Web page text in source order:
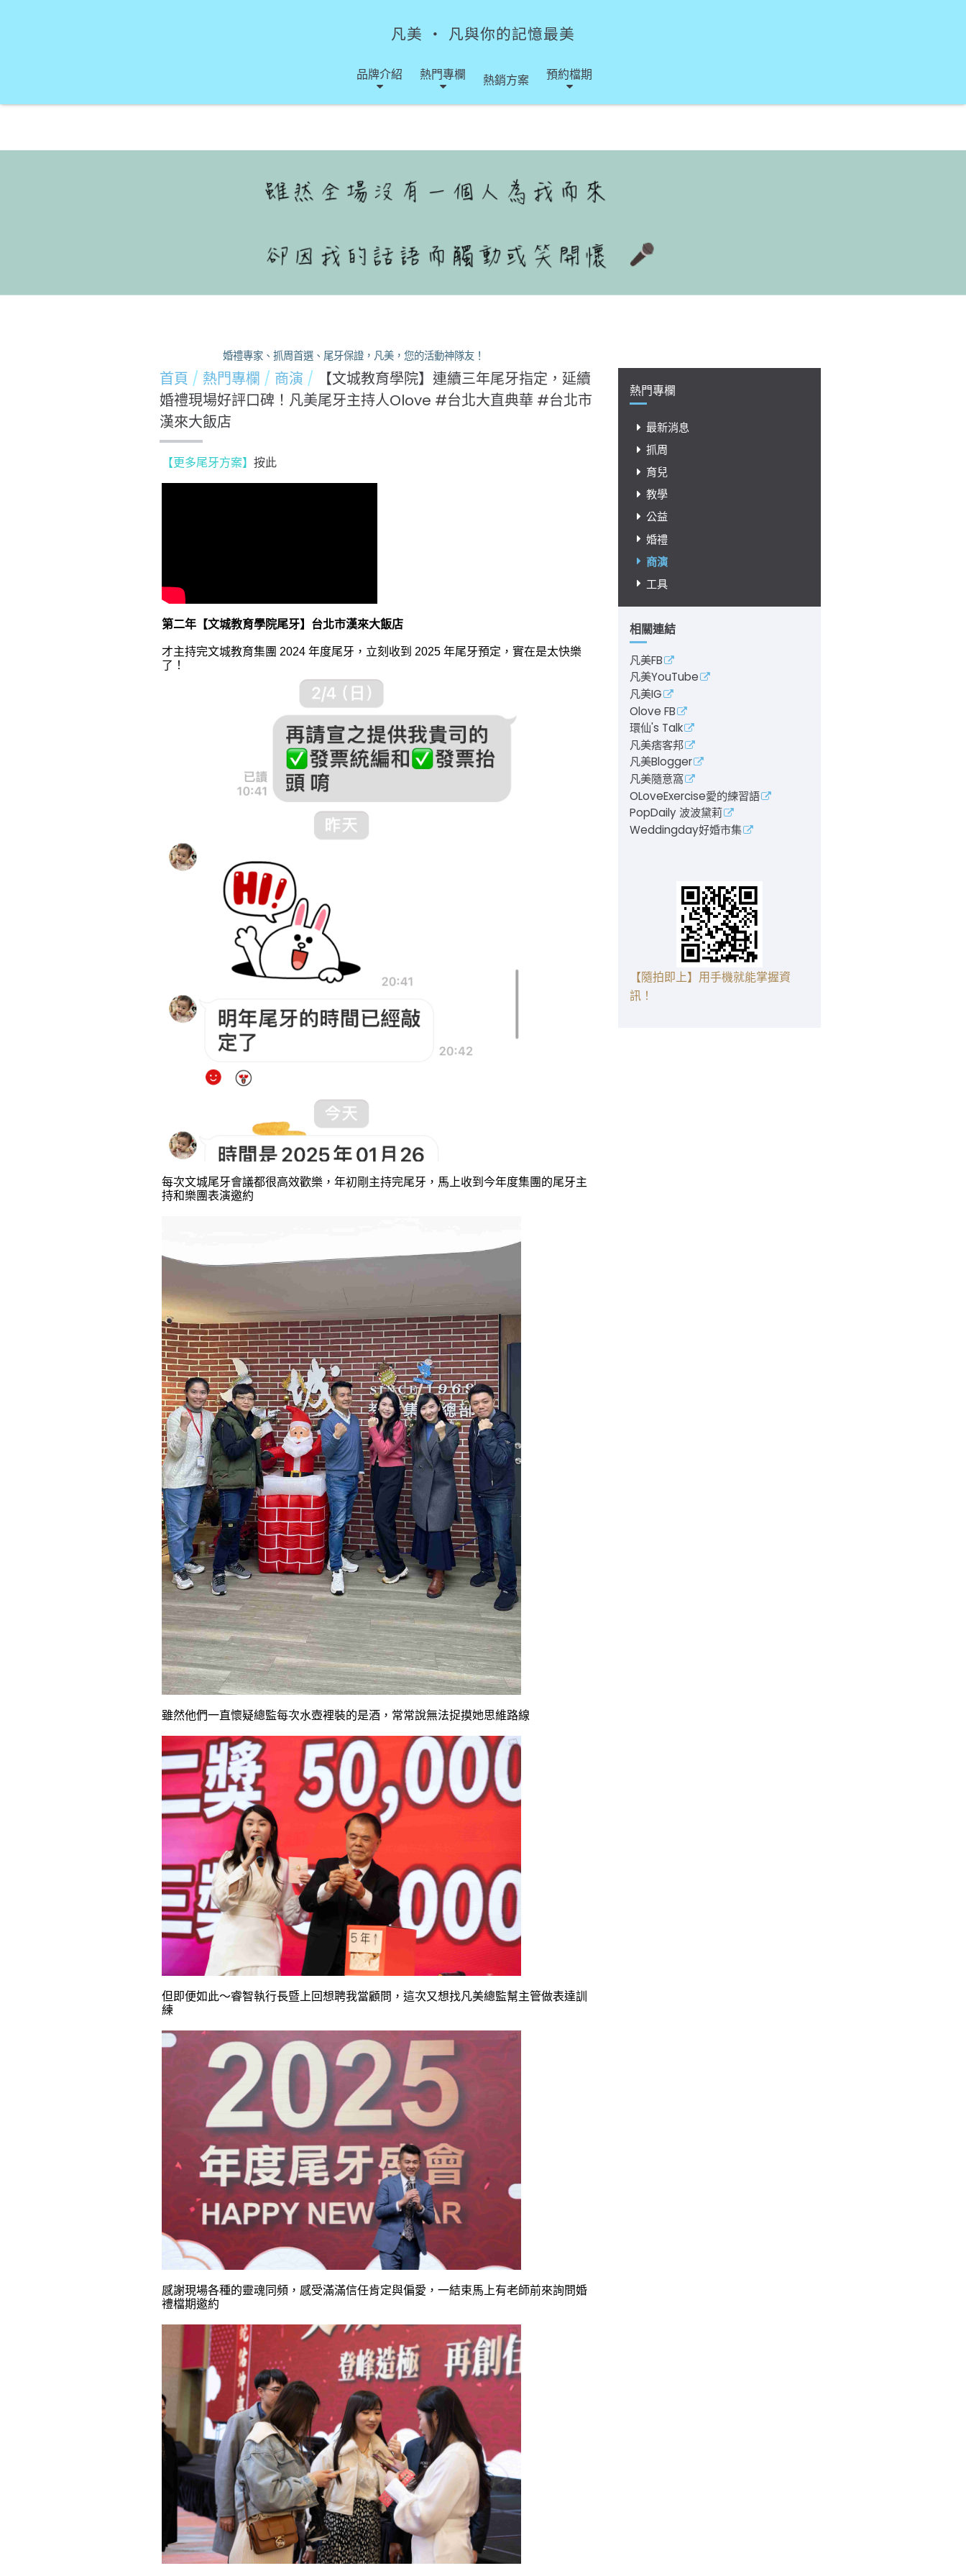
凡美 ‧ 凡與你的記憶最美
品牌介紹 熱門專欄 熱銷方案 預約檔期
熱門專欄
最新消息
抓周
育兒
教學
公益
婚禮
商演
工具
相關連結
凡美FB
凡美YouTube
凡美IG
Olove FB
環仙's Talk
凡美痞客邦
凡美Blogger
凡美隨意窩
OLoveExercise愛的練習語
PopDaily 波波黛莉
Weddingday好婚市集
【隨拍即上】用手機就能掌握資
訊！
婚禮專家、抓周首選、尾牙保證，凡美，您的活動神隊友！
首頁 熱門專欄 商演
【文城教育學院】連續三年尾牙指定，延續
婚禮現場好評口碑！凡美尾牙主持人Olove #台北大直典華 #台北市
漢來大飯店
【更多尾牙方案】 按此
第二年【文城教育學院尾牙】台北市漢來大飯店
才主持完文城教育集團 2024 年度尾牙，立刻收到 2025 年尾牙預定，實在是太快樂
了！
每次文城尾牙會議都很高效歡樂，年初剛主持完尾牙，馬上收到今年度集團的尾牙主
持和樂團表演邀約
雖然他們一直懷疑總監每次水壺裡裝的是酒，常常說無法捉摸她思維路線
但即便如此～睿智執行長暨上回想聘我當顧問，這次又想找凡美總監幫主管做表達訓
練
感謝現場各種的靈魂同頻，感受滿滿信任肯定與偏愛，一結束馬上有老師前來詢問婚
禮檔期邀約